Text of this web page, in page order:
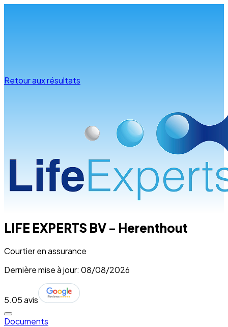
Retour aux résultats
LIFE EXPERTS BV - Herenthout
Courtier en assurance
Dernière mise à jour: 08/08/2026
5.05 avis
Documents